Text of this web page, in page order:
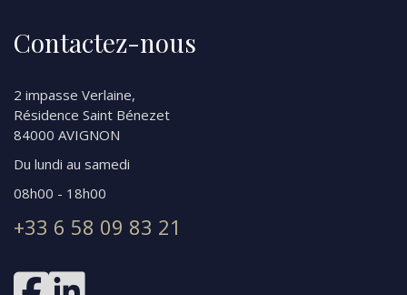
Contactez-nous
2 impasse Verlaine,
Résidence Saint Bénezet
84000 AVIGNON
Du lundi au samedi
08h00 - 18h00
+33 6 58 09 83 21